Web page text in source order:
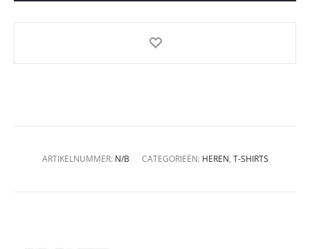
ARTIKELNUMMER: N/B CATEGORIEËN: HEREN, T-SHIRTS